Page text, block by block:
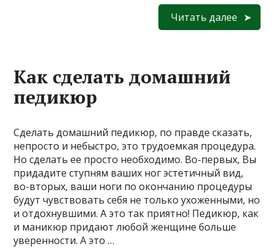
Читать далее
Как сделать домашний
педикюр
Сделать домашний педикюр, по правде сказать,
непросто и небыстро, это трудоемкая процедура.
Но сделать ее просто необходимо. Во-первых, Вы
придадите ступням ваших ног эстетичный вид,
во-вторых, ваши ноги по окончанию процедуры
будут чувствовать себя не только ухоженными, но
и отдохнувшими. А это так приятно! Педикюр, как
и маникюр придают любой женщине больше
уверенности. А это …